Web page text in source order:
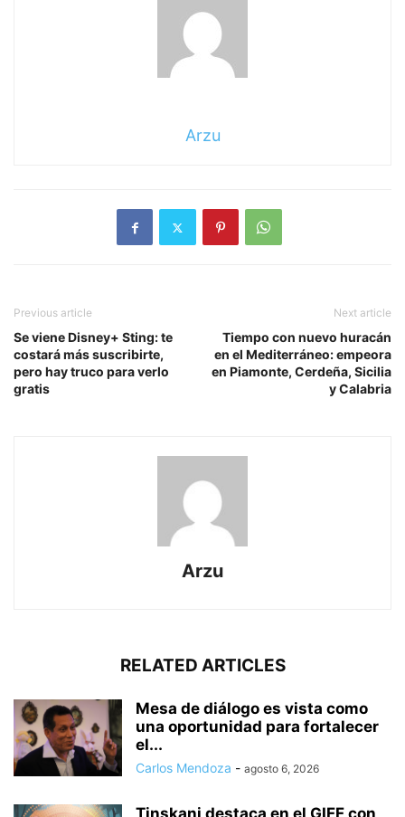
Arzu
Previous article
Se viene Disney+ Sting: te
costará más suscribirte,
pero hay truco para verlo
gratis
Next article
Tiempo con nuevo huracán
en el Mediterráneo: empeora
en Piamonte, Cerdeña, Sicilia
y Calabria
Arzu
RELATED ARTICLES
Mesa de diálogo es vista como
una oportunidad para fortalecer
el...
Carlos Mendoza - agosto 6, 2026